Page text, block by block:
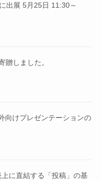
出展 5月25日 11:30～
贈しました。
向けプレゼンテーションの
に直結する「投稿」の基